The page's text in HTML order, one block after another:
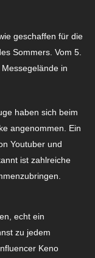
geschaffen für die
Sommers. Vom 5.
in
haben sich beim
angenommen. Ein
Youtuber und
ist zahlreiche
echt ein
zu jedem
Keno